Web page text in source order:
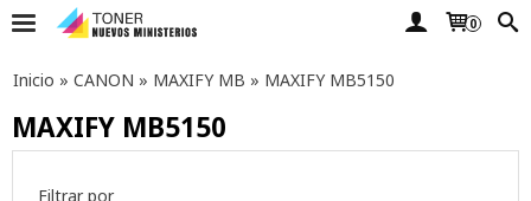
0
Inicio » CANON » MAXIFY MB » MAXIFY MB5150
MAXIFY MB5150
Filtrar por